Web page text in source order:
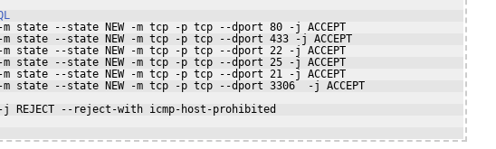
m state --state NEW -m tcp -p tcp --dport 80 -j ACCEPT
m state --state NEW -m tcp -p tcp --dport 433 -j ACCEPT
m state --state NEW -m tcp -p tcp --dport 22 -j ACCEPT
m state --state NEW -m tcp -p tcp --dport 25 -j ACCEPT
m state --state NEW -m tcp -p tcp --dport 21 -j ACCEPT
m state --state NEW -m tcp -p tcp --dport 3306  -j ACCEPT
j REJECT --reject-with icmp-host-prohibited